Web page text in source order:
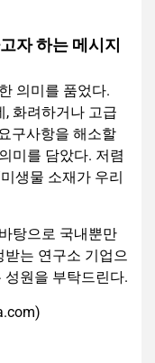
자 하는 메시지
의미를 품었다.
, 화려하거나 고급
구사항을 해소할
미를 담았다. 저렴
생물 소재가 우리
탕으로 국내뿐만
는 연구소 기업으
성원을 부탁드린다.